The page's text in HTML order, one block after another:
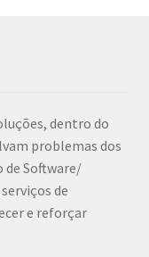
dentro do
problemas dos
de Software/
de
e reforçar